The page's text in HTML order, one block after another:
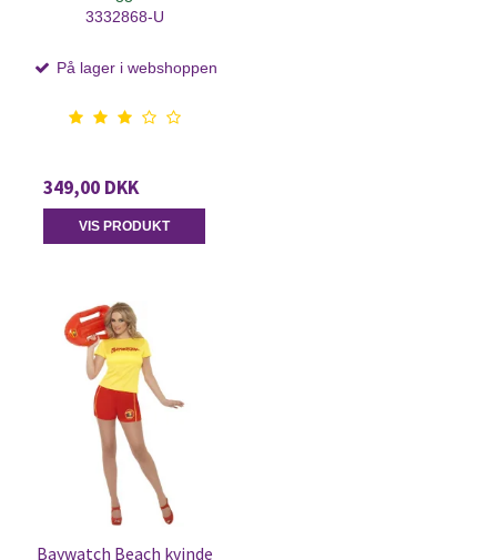
3332868-U
På lager i webshoppen
349,00 DKK
VIS PRODUKT
Baywatch Beach kvinde